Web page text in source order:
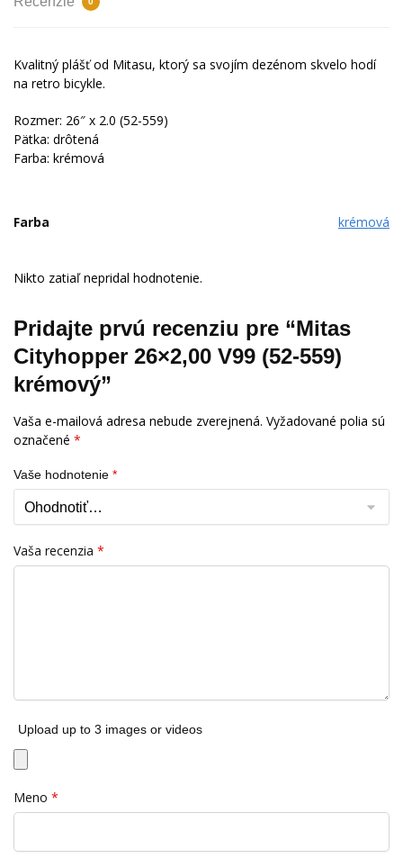
Kvalitný plášť od Mitasu, ktorý sa svojím dezénom skvelo hodí
na retro bicykle.
Rozmer: 26″ x 2.0 (52-559)
Pätka: drôtená
Farba: krémová
Farba krémová
Nikto zatiaľ nepridal hodnotenie.
Pridajte prvú recenziu pre “Mitas
Cityhopper 26×2,00 V99 (52-559)
krémový”
Vaša e-mailová adresa nebude zverejnená. Vyžadované polia sú
označené *
Vaše hodnotenie *
Vaša recenzia *
Upload up to 3 images or videos
Meno *